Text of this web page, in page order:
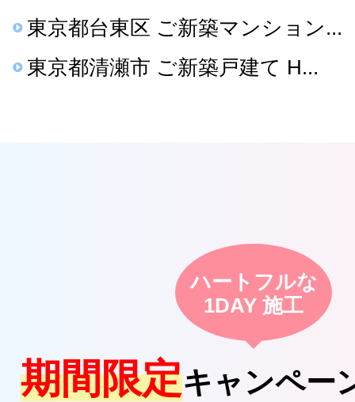
東京都台東区 ご新築マンション...
東京都清瀬市 ご新築戸建て H...
ハートフルな
1DAY 施工
期間限定キャンペー